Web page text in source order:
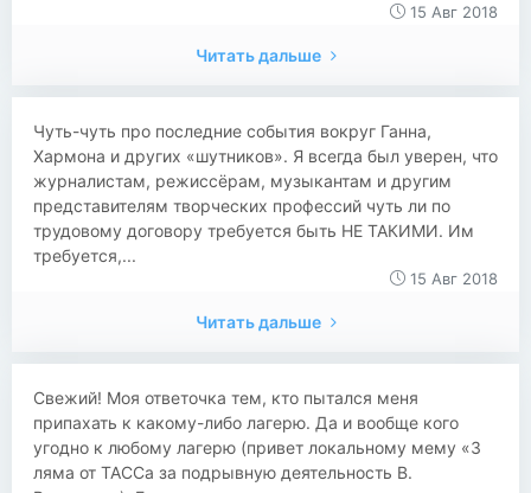
15 Авг 2018
Читать дальше
Чуть-чуть про последние события вокруг Ганна,
Хармона и других «шутников». Я всегда был уверен, что
журналистам, режиссёрам, музыкантам и другим
представителям творческих профессий чуть ли по
трудовому договору требуется быть НЕ ТАКИМИ. Им
требуется,...
15 Авг 2018
Читать дальше
Свежий! Моя ответочка тем, кто пытался меня
припахать к какому-либо лагерю. Да и вообще кого
угодно к любому лагерю (привет локальному мему «3
ляма от ТАССа за подрывную деятельность В.